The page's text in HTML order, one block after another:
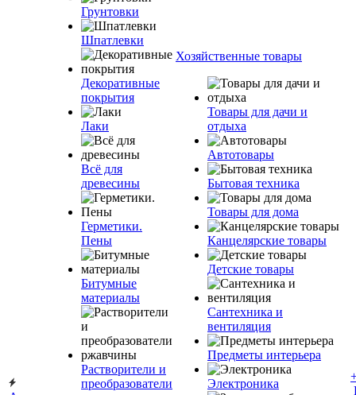
Грунтовки
Шпатлевки
Декоративные
покрытия
Лаки
Всё для
древесины
Герметики.
Пены
Битумные
материалы
Растворители и
преобразователи
Хозяйственные товары
Товары для дачи и
отдыха
Автотовары
Бытовая техника
Товары для дома
Канцелярские товары
Детские товары
Сантехника и
вентиляция
Предметы интерьера
Электроника